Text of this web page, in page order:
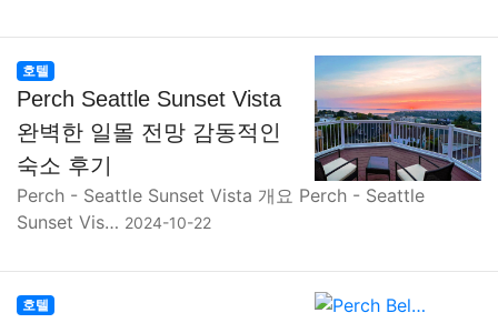
호텔
Perch Seattle Sunset Vista
완벽한 일몰 전망 감동적인
숙소 후기
Perch - Seattle Sunset Vista 개요 Perch - Seattle
Sunset Vis… 2024-10-22
호텔